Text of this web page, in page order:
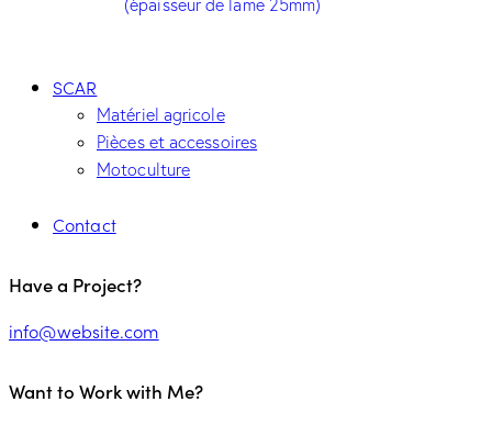
SCAR
Matériel agricole
Pièces et accessoires
Motoculture
Contact
Have a Project?
info@website.com
Want to Work with Me?